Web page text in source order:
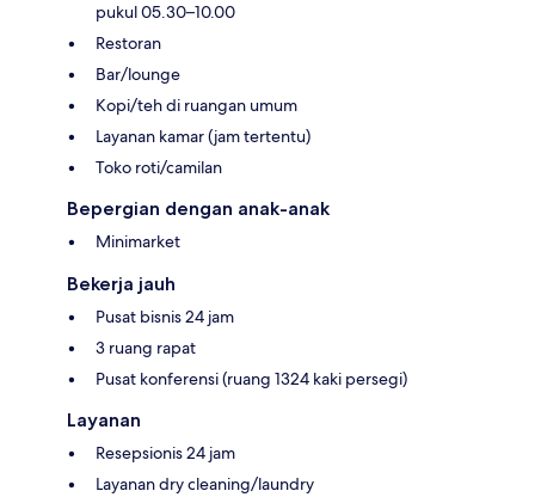
pukul 05.30–10.00
Restoran
Bar/lounge
Kopi/teh di ruangan umum
Layanan kamar (jam tertentu)
Toko roti/camilan
Bepergian dengan anak-anak
Minimarket
Bekerja jauh
Pusat bisnis 24 jam
3 ruang rapat
Pusat konferensi (ruang 1324 kaki persegi)
Layanan
Resepsionis 24 jam
Layanan dry cleaning/laundry